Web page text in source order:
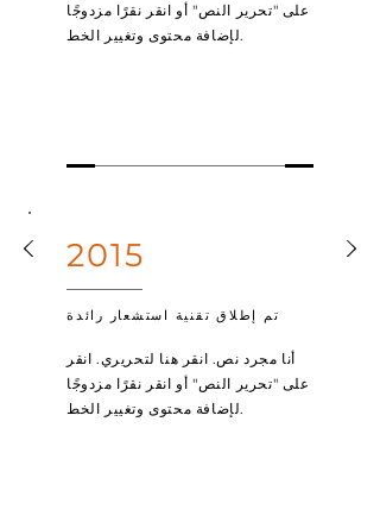
على "تحرير النص" أو انقر نقرًا مزدوجًا
لإضافة محتوى وتغيير الخط.
2015
تم إطلاق تقنية استشعار رائدة
أنا مجرد نص. انقر هنا لتحريري. انقر
على "تحرير النص" أو انقر نقرًا مزدوجًا
لإضافة محتوى وتغيير الخط.